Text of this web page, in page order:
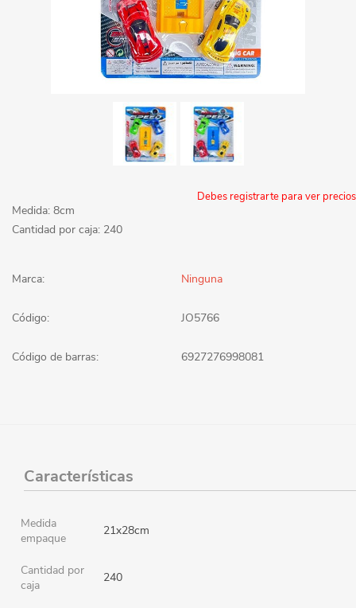
Debes registrarte para ver precios
Medida: 8cm
Cantidad por caja: 240
Marca: Ninguna
Código: JO5766
Código de barras: 6927276998081
Características
Medida
empaque
21x28cm
Cantidad por
caja
240